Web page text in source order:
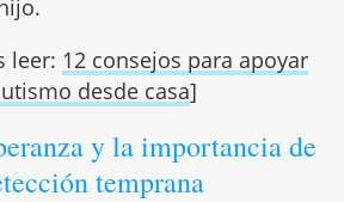
leer: 12 consejos para apoyar
desde casa]
y la importancia de
temprana